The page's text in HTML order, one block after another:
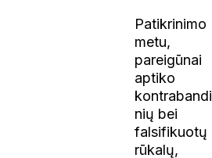
Patikrinimo
metu,
pareigūnai
aptiko
kontrabandi
nių bei
falsifikuotų
rūkalų,